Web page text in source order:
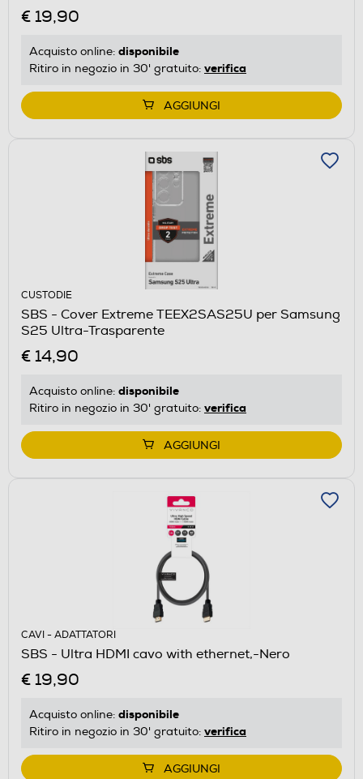
€ 19,90
Acquisto online: disponibile
Ritiro in negozio in 30' gratuito: verifica
AGGIUNGI
CUSTODIE
SBS - Cover Extreme TEEX2SAS25U per Samsung
S25 Ultra-Trasparente
€ 14,90
Acquisto online: disponibile
Ritiro in negozio in 30' gratuito: verifica
AGGIUNGI
CAVI - ADATTATORI
SBS - Ultra HDMI cavo with ethernet,-Nero
€ 19,90
Acquisto online: disponibile
Ritiro in negozio in 30' gratuito: verifica
AGGIUNGI